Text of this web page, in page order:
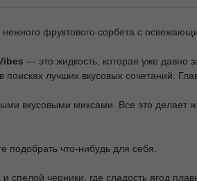
фруктового сорбета с
— это жидкость, которая уже давно
лучших вкусовых сочетаний.
вкусовыми миксами. Все это делает
подобрать что-нибудь для себя.
спелой черники, где сладость ягод